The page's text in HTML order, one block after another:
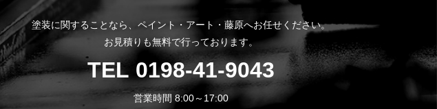
塗装に関することなら、 ペイント・アート・藤原へお任せください。
お見積りも無料で行っております。
TEL 0198-41-9043
営業時間 8:00～17:00